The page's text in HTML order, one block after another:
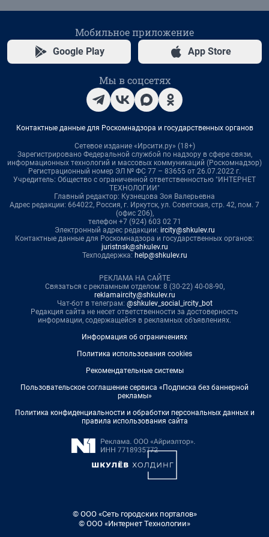
Мобильное приложение
Google Play App Store
Мы в соцсетях
Контактные данные для Роскомнадзора и государственных органов
Сетевое издание «Ирсити.ру» (18+)
Зарегистрировано Федеральной службой по надзору в сфере связи,
информационных технологий и массовых коммуникаций (Роскомнадзор)
Регистрационный номер ЭЛ № ФС 77 – 83655 от 26.07.2022 г.
Учредитель: Общество с ограниченной ответственностью "ИНТЕРНЕТ
ТЕХНОЛОГИИ"
Главный редактор: Кузнецова Зоя Валерьевна
Адрес редакции: 664022, Россия, г. Иркутск, ул. Советская, стр. 42, пом. 7
(офис 206),
телефон +7 (924) 603 02 71
Электронный адрес редакции: ircity@shkulev.ru
Контактные данные для Роскомнадзора и государственных органов:
juristnsk@shkulev.ru
Техподдержка: help@shkulev.ru
РЕКЛАМА НА САЙТЕ
Связаться с рекламным отделом: 8 (30-22) 40-08-90,
reklamaircity@shkulev.ru
Чат-бот в телеграм: @shkulev_social_ircity_bot
Редакция сайта не несет ответственности за достоверность
информации, содержащейся в рекламных объявлениях.
Информация об ограничениях
Политика использования cookies
Рекомендательные системы
Пользовательское соглашение сервиса «Подписка без баннерной
рекламы»
Политика конфиденциальности и обработки персональных данных и
правила использования сайта
© ООО «Сеть городских порталов»
© ООО «Интернет Технологии»